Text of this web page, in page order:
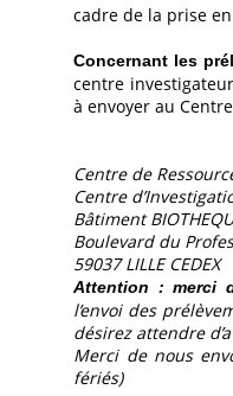
cadre de la prise
Concernant les
centre
à envoyer au
Centre de
Centre
Bâtiment
Boulevard du
59037 LILLE CEDEX
Attention : merci
l’envoi des
désirez attendre
Merci de nous
fériés)